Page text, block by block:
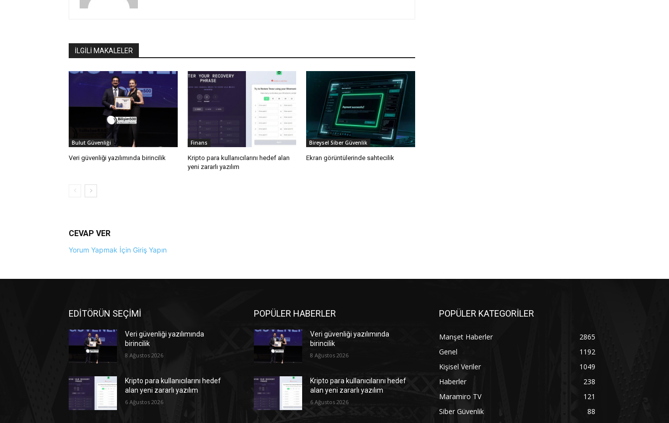
İLGİLİ MAKALELER
Bulut Güvenliği
Veri güvenliği yazılımında birincilik
Finans
Kripto para kullanıcılarını hedef alan
yeni zararlı yazılım
Bireysel Siber Güvenlik
Ekran görüntülerinde sahtecilik
CEVAP VER
Yorum Yapmak İçin Giriş Yapın
EDİTÖRÜN SEÇİMİ
Veri güvenliği yazılımında
birincilik
8 Ağustos 2026
Kripto para kullanıcılarını hedef
alan yeni zararlı yazılım
6 Ağustos 2026
POPÜLER HABERLER
Veri güvenliği yazılımında
birincilik
8 Ağustos 2026
Kripto para kullanıcılarını hedef
alan yeni zararlı yazılım
6 Ağustos 2026
POPÜLER KATEGORİLER
Manşet Haberler
2865
Genel
1192
Kişisel Veriler
1049
Haberler
238
Maramiro TV
121
Siber Güvenlik
88